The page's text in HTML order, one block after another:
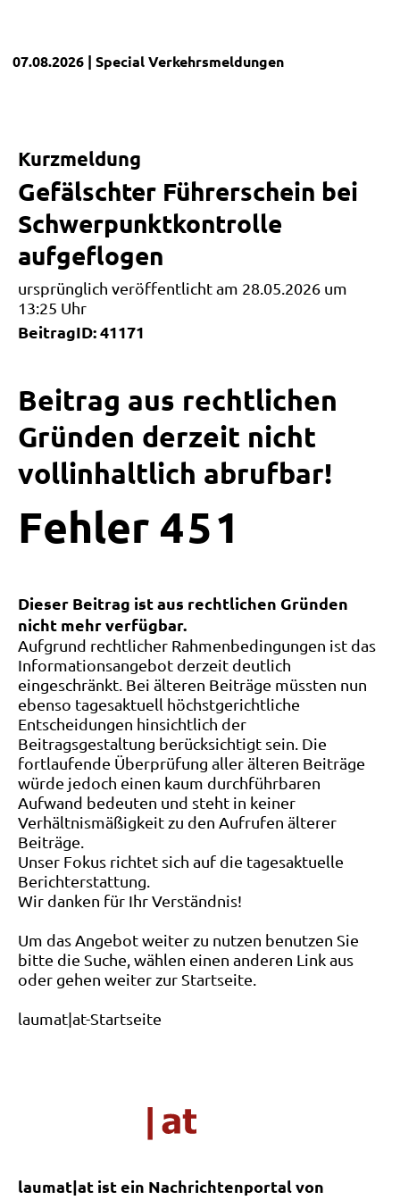
07.08.2026 | SpecialVerkehrsmeldungen
Kurzmeldung
Gefälschter Führerschein bei
Schwerpunktkontrolle
aufgeflogen
ursprünglich veröffentlicht am 28.05.2026 um
13:25 Uhr
BeitragID: 41171
Beitrag aus rechtlichen
Gründen derzeit nicht
vollinhaltlich abrufbar!
Fehler 4 5 1
Dieser Beitrag ist aus rechtlichen Gründen
nicht mehr verfügbar.
Aufgrund rechtlicher Rahmenbedingungen ist das
Informationsangebot derzeit deutlich
eingeschränkt. Bei älteren Beiträge müssten nun
ebenso tagesaktuell höchstgerichtliche
Entscheidungen hinsichtlich der
Beitragsgestaltung berücksichtigt sein. Die
fortlaufende Überprüfung aller älteren Beiträge
würde jedoch einen kaum durchführbaren
Aufwand bedeuten und steht in keiner
Verhältnismäßigkeit zu den Aufrufen älterer
Beiträge.
Unser Fokus richtet sich auf die tagesaktuelle
Berichterstattung.
Wir danken für Ihr Verständnis!
Um das Angebot weiter zu nutzen benutzen Sie
bitte die Suche, wählen einen anderen Link aus
oder gehen weiter zur Startseite.
laumat|at-Startseite
laumat|at ist ein Nachrichtenportal von